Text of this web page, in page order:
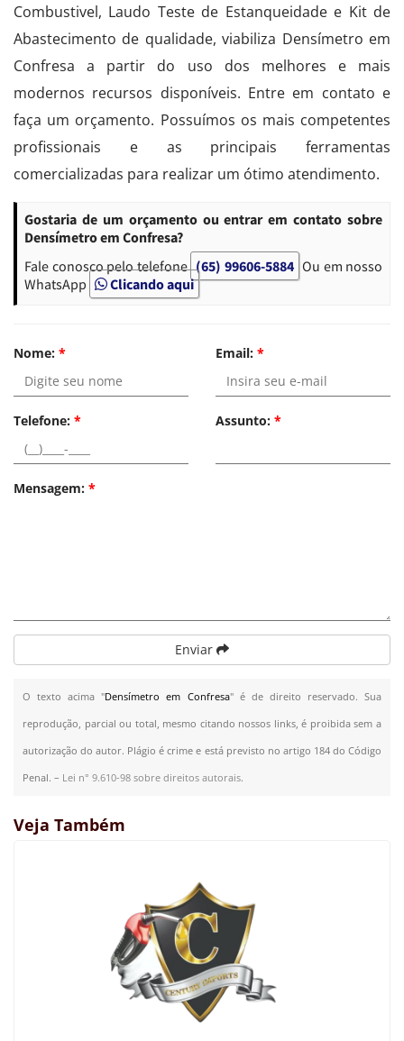
Combustivel, Laudo Teste de Estanqueidade e Kit de
Abastecimento de qualidade, viabiliza Densímetro em
Confresa a partir do uso dos melhores e mais
modernos recursos disponíveis. Entre em contato e
faça um orçamento. Possuímos os mais competentes
profissionais e as principais ferramentas
comercializadas para realizar um ótimo atendimento.
Gostaria de um orçamento ou entrar em contato sobre
Densímetro em Confresa?
Fale conosco pelo telefone (65) 99606-5884 Ou em nosso
WhatsApp
Clicando aqui
Nome: * Email: *
Telefone: * Assunto: *
Mensagem: *
Enviar
O texto acima "Densímetro em Confresa" é de direito reservado. Sua
reprodução, parcial ou total, mesmo citando nossos links, é proibida sem a
autorização do autor. Plágio é crime e está previsto no artigo 184 do Código
Penal. – Lei n° 9.610-98 sobre direitos autorais.
Veja Também